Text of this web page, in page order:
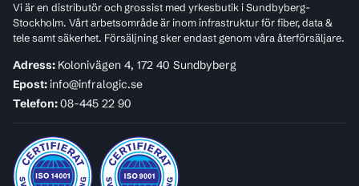
Vi är en distributör och grossist med yrkesbutik i Sundbyberg-
Stockholm. Vårt arbetsområde är inom infrastruktur för fiber, data &
tele samt säkerhet. Försäljning sker endast genom våra återförsäljare.
Adress: Kolonivägen 4, 172 40 Sundbyberg
Epost:info@infralogic.se
Telefon:08-445 22 90